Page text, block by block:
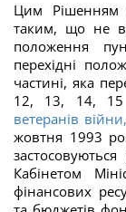
Цим Рішенням
таким, що не
положення
перехідні
частині, яка
12, 13, 14, 15
ветеранів
жовтня 1993
Кабінетом
фінансових